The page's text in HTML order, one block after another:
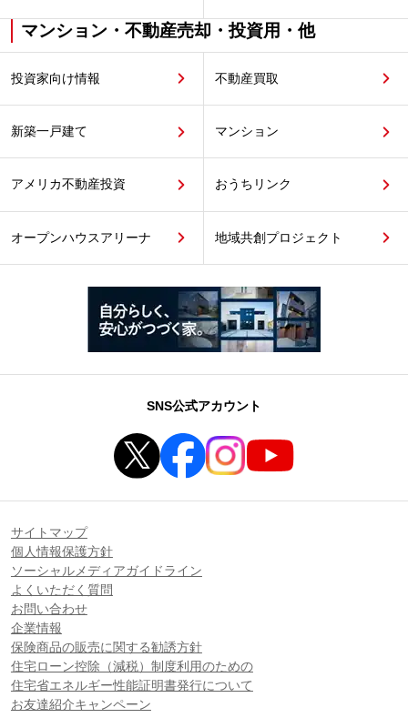
マンション・不動産売却・投資用・他
投資家向け情報 不動産買取
新築一戸建て マンション
アメリカ不動産投資 おうちリンク
オープンハウスアリーナ 地域共創プロジェクト
SNS公式アカウント
サイトマップ
個人情報保護方針
ソーシャルメディアガイドライン
よくいただく質問
お問い合わせ
企業情報
保険商品の販売に関する勧誘方針
住宅ローン控除（減税）制度利用のための
住宅省エネルギー性能証明書発行について
お友達紹介キャンペーン